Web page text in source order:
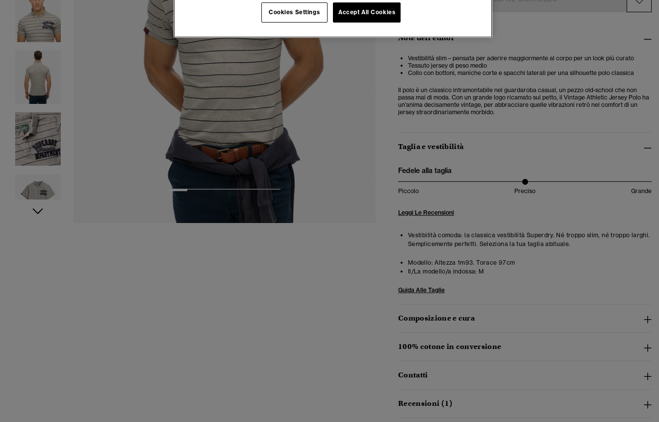
6
Note dell'editor
Vestibilità slim – pensata per aderire maggiormente al corpo per un look più curato
Tessuto jersey di peso medio
Collo con bottoni, maniche corte e spacchi laterali per una silhouette polo classica
Il polo è un classico intramontabile nel guardaroba casual, un pezzo old-school che non
passa mai di moda. Con un grande logo ricamato sul petto, il Vintage Athletic Jersey Polo ha
un'anima decisamente vintage, per abbracciare quelle vibrazioni retrò nel comfort di un
jersey straordinariamente morbido.
Taglia e vestibilità
Fedele alla taglia
Piccolo Preciso Grande
Leggi Le Recensioni
Vestibilità comoda: la classica vestibilità Superdry. Né troppo slim, né troppo larghi.
Semplicemente perfetti. Seleziona la tua taglia abituale.
Modello: Altezza 1m93. Torace 97cm
Il/La modello/a indossa: M
Guida Alle Taglie
Composizione e cura
100% cotone in conversione
Contatti
Recensioni (1)
Cookies Settings Accept All Cookies